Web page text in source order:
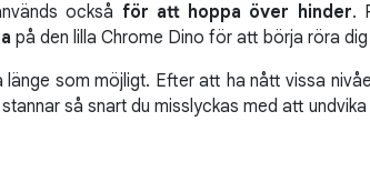
också för att hoppa över hinder.
på den lilla Chrome Dino för att börja röra
som möjligt. Efter att ha nått vissa
så snart du misslyckas med att